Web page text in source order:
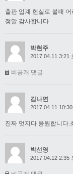
출판 업계 현실로 볼때
정말 감사합니다
박현주
2017.04.11 3:21
비공개 댓글
김나연
2017.04.11
진짜 멋지다 응원합니다.
박선영
2017.04.12 2:35